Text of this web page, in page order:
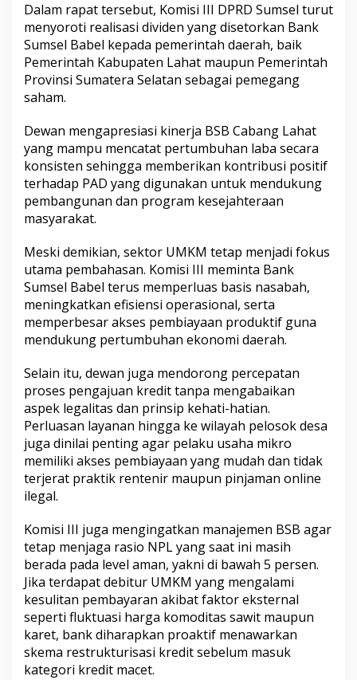
Dalam rapat tersebut, Komisi III DPRD Sumsel turut
menyoroti realisasi dividen yang disetorkan Bank
Sumsel Babel kepada pemerintah daerah, baik
Pemerintah Kabupaten Lahat maupun Pemerintah
Provinsi Sumatera Selatan sebagai pemegang
saham.
Dewan mengapresiasi kinerja BSB Cabang Lahat
yang mampu mencatat pertumbuhan laba secara
konsisten sehingga memberikan kontribusi positif
terhadap PAD yang digunakan untuk mendukung
pembangunan dan program kesejahteraan
masyarakat.
Meski demikian, sektor UMKM tetap menjadi fokus
utama pembahasan. Komisi III meminta Bank
Sumsel Babel terus memperluas basis nasabah,
meningkatkan efisiensi operasional, serta
memperbesar akses pembiayaan produktif guna
mendukung pertumbuhan ekonomi daerah.
Selain itu, dewan juga mendorong percepatan
proses pengajuan kredit tanpa mengabaikan
aspek legalitas dan prinsip kehati-hatian.
Perluasan layanan hingga ke wilayah pelosok desa
juga dinilai penting agar pelaku usaha mikro
memiliki akses pembiayaan yang mudah dan tidak
terjerat praktik rentenir maupun pinjaman online
ilegal.
Komisi III juga mengingatkan manajemen BSB agar
tetap menjaga rasio NPL yang saat ini masih
berada pada level aman, yakni di bawah 5 persen.
Jika terdapat debitur UMKM yang mengalami
kesulitan pembayaran akibat faktor eksternal
seperti fluktuasi harga komoditas sawit maupun
karet, bank diharapkan proaktif menawarkan
skema restrukturisasi kredit sebelum masuk
kategori kredit macet.